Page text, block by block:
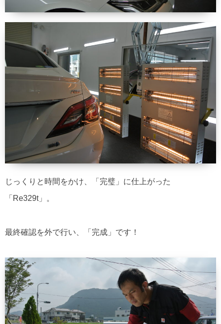
じっくりと時間をかけ、「完璧」に仕上がった
「Re329t」。
最終確認を外で行い、「完成」です！